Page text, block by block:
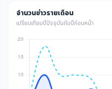
จำนวนข่าวรายเดือน
เปรียบเทียบปีปัจจุบันกับปีก่อนหน้า